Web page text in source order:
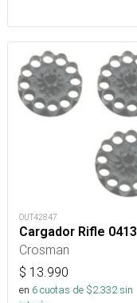
OUT42847
Cargador Rifle 0413
Crosman
$ 13.990
en 6cuotas de $2.332sin